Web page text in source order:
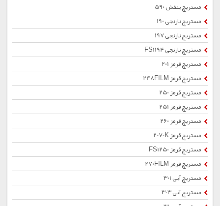
مستربچ بنفش 590
مستربچ نارنجی 190
مستربچ نارنجی 197
مستربچ نارنجی FS1194
مستربچ قرمز 201
مستربچ قرمز 248FILM
مستربچ قرمز 250
مستربچ قرمز 251
مستربچ قرمز 260
مستربچ قرمز 2070K
مستربچ قرمز FS1250
مستربچ قرمز 270FILM
مستربچ آبی 301
مستربچ آبی 303